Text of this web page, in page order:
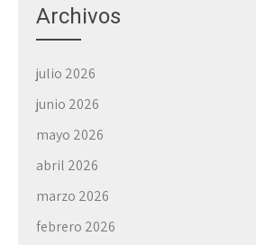
Archivos
julio 2026
junio 2026
mayo 2026
abril 2026
marzo 2026
febrero 2026